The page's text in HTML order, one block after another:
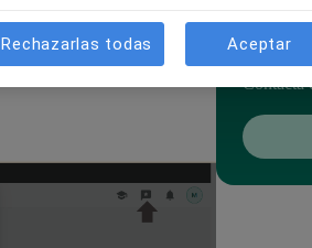
¿No
Contacta
Rechazarlas todas Aceptar